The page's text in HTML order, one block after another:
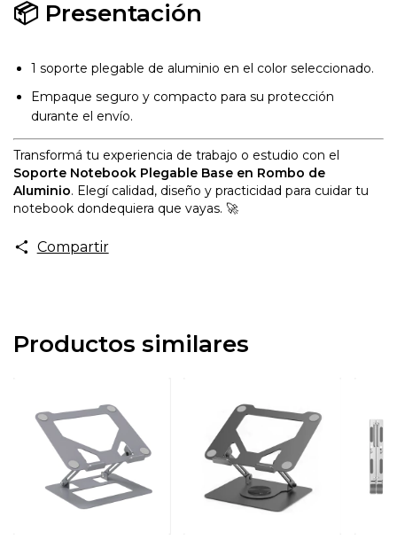
📦 Presentación
1 soporte plegable de aluminio en el color seleccionado.
Empaque seguro y compacto para su protección
durante el envío.
Transformá tu experiencia de trabajo o estudio con el
Soporte Notebook Plegable Base en Rombo de
Aluminio. Elegí calidad, diseño y practicidad para cuidar tu
notebook dondequiera que vayas. 🚀
Compartir
Productos similares